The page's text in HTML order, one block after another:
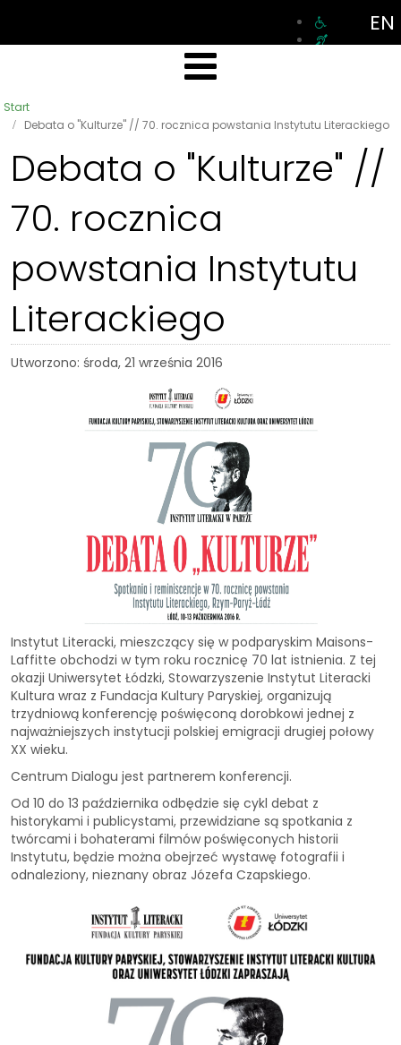
EN
Start
Debata o "Kulturze" // 70. rocznica powstania Instytutu Literackiego
Debata o "Kulturze" //
70. rocznica
powstania Instytutu
Literackiego
Utworzono: środa, 21 września 2016
Instytut Literacki, mieszczący się w podparyskim Maisons-
Laffitte obchodzi w tym roku rocznicę 70 lat istnienia. Z tej
okazji Uniwersytet Łódzki, Stowarzyszenie Instytut Literacki
Kultura wraz z Fundacja Kultury Paryskiej, organizują
trzydniową konferencję poświęconą dorobkowi jednej z
najważniejszych instytucji polskiej emigracji drugiej połowy
XX wieku.
Centrum Dialogu jest partnerem konferencji.
Od 10 do 13 października odbędzie się cykl debat z
historykami i publicystami, przewidziane są spotkania z
twórcami i bohaterami filmów poświęconych historii
Instytutu, będzie można obejrzeć wystawę fotografii i
odnaleziony, nieznany obraz Józefa Czapskiego.